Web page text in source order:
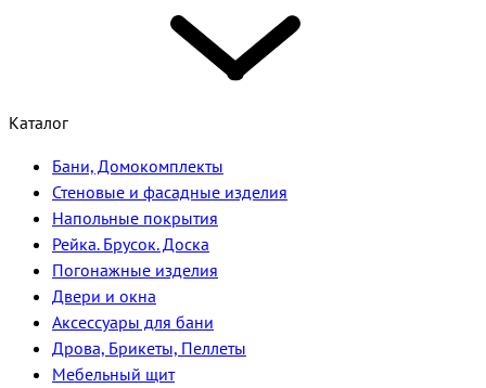
Каталог
Бани, Домокомплекты
Стеновые и фасадные изделия
Напольные покрытия
Рейка. Брусок. Доска
Погонажные изделия
Двери и окна
Аксессуары для бани
Дрова, Брикеты, Пеллеты
Мебельный щит